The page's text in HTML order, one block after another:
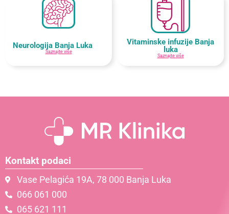
Neurologija Banja Luka
Saznajte više
Vitaminske infuzije Banja
luka
Saznajte više
Kontakt podaci
Vase Pelagića 19A, 78 000 Banja Luka
066 061 000
065 621 111